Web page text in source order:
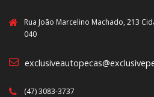
Rua João Marcelino Machado, 213
040
(47) 3083-3737